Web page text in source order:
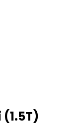
(1.5T)